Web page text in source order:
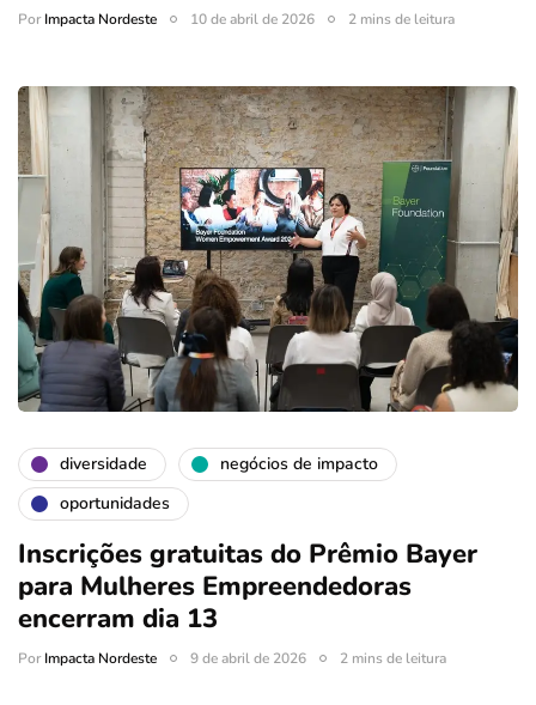
PorImpacta Nordeste 10 de abril de 2026 2 mins de leitura
diversidade
negócios de impacto
oportunidades
Inscrições gratuitas do Prêmio Bayer
para Mulheres Empreendedoras
encerram dia 13
PorImpacta Nordeste 9 de abril de 2026 2 mins de leitura